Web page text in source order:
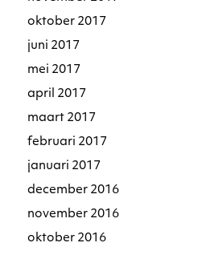
oktober 2017
juni 2017
mei 2017
april 2017
maart 2017
februari 2017
januari 2017
december 2016
november 2016
oktober 2016